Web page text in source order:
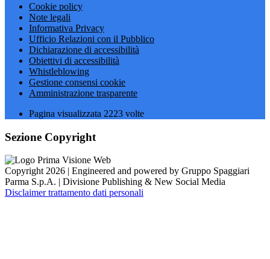
Cookie policy
Note legali
Informativa Privacy
Ufficio Relazioni con il Pubblico
Dichiarazione di accessibilità
Obiettivi di accessibilità
Whistleblowing
Gestione consensi cookie
Amministrazione trasparente
Pagina visualizzata 2223 volte
Sezione Copyright
Copyright 2026 | Engineered and powered by Gruppo Spaggiari
Parma S.p.A. | Divisione Publishing & New Social Media
Disclaimer trattamento dati personali